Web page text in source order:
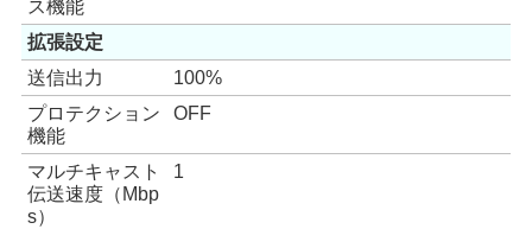
ス機能
拡張設定
送信出力
100%
プロテクション
機能
OFF
マルチキャスト
伝送速度（Mbp
s）
1